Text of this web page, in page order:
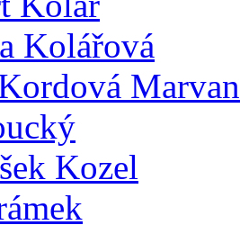
Kolářová
Kozel